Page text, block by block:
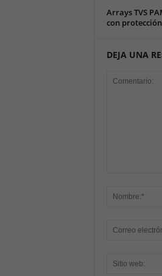
Arrays TVS
con protección
DEJA UNA